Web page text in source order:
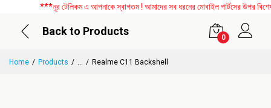
***নূর টেলিকম এ আপনাকে স্বাগতম ! আমাদের সব ধরনের মোবাইল পার্টসের উপর
Back to Products
0
Home Products ... Realme C11 Backshell